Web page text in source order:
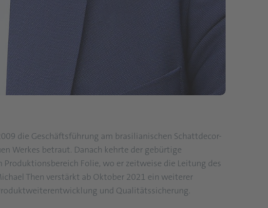
die Geschäftsführung am brasilianischen Schattdecor-
Werkes betraut. Danach kehrte der gebürtige
Folie, wo er zeitweise die Leitung des
Then verstärkt ab Oktober 2021 ein weiterer
und Qualitätssicherung.